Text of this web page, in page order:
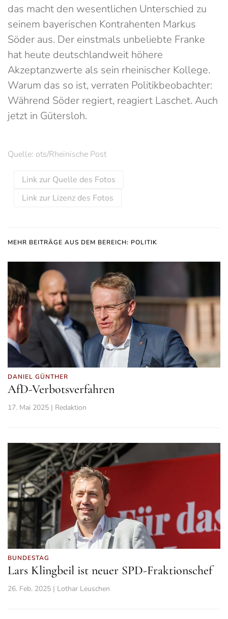
das macht den wesentlichen Unterschied zu
seinem bayerischen Kontrahenten Markus
Söder aus. Der einstmals unbeliebte Franke
hat heute deutschlandweit höhere
Akzeptanzwerte als sein rheinischer Kollege.
Warum das so ist, verraten Politikbeobachter:
Während Söder regiert, reagiert Laschet. Auch
jetzt in Gütersloh.
Quelle: ots/Rheinische Post
Link zur Quelle des Fotos
Link zur Lizenz des Fotos
MEHR BEITRÄGE AUS DEM BEREICH: POLITIK
DANIEL GÜNTHER
AfD-Verbotsverfahren
17. Mai 2025 | Redaktion
BUNDESTAG
Lars Klingbeil ist neuer SPD-Fraktionschef
26. Feb. 2025 | Lothar Leuschen